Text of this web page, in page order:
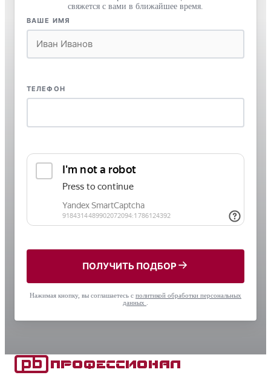
свяжется с вами в ближайшее время.
ВАШЕ ИМЯ
ТЕЛЕФОН
ПОЛУЧИТЬ ПОДБОР
Нажимая кнопку, вы соглашаетесь с политикой обработки персональных
данных